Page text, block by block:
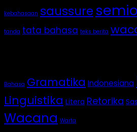
kebahasaan saussure
tanda tata bahasa teks berita
Bahasa Gramatika Indonesiana
Linguistika Litera Retorika
Wacana Warta